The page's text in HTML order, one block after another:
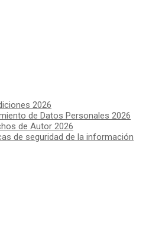
2026
de Datos Personales 2026
de Autor 2026
de seguridad de la información